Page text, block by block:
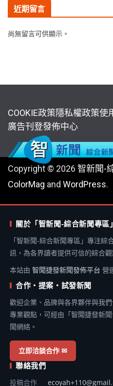
近期留言
尚無留言可供顯示。
COOKIE政策隱私權政策使
廣告刊登發佈中心
Copyright © 2026 智新聞-
ColorMag and WordPress.
關於「智新聞-綜合新聞專區」
「智新聞-綜合新聞專區」專注
訊，為各界讀者提供可信的綜合觀
本站由 智聞捷發新聞發佈平台 營
合作・提案・試發新聞
歡迎企業、品牌與各界夥伴與我
專業觀點，可經由「智聞捷發新
聞網絡。
立即洽談合作 ✉
聯絡我們
投稿合作